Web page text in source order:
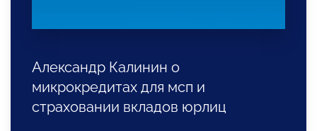
Александр Калинин о
микрокредитах для мсп и
страховании вкладов юрлиц